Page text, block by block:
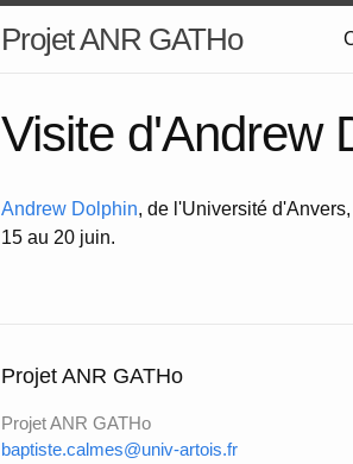
Projet ANR GATHo
Visite d'Andrew
Andrew Dolphin, de l'Université
15 au 20 juin.
Projet ANR GATHo
Projet ANR GATHo
baptiste.calmes@univ-artois.fr